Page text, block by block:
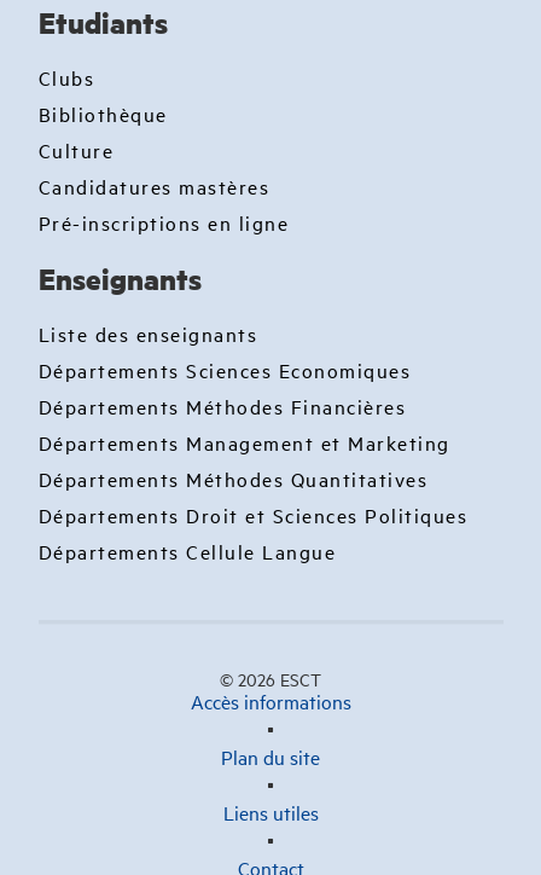
Etudiants
Clubs
Bibliothèque
Culture
Candidatures mastères
Pré-inscriptions en ligne
Enseignants
Liste des enseignants
Départements Sciences Economiques
Départements Méthodes Financières
Départements Management et Marketing
Départements Méthodes Quantitatives
Départements Droit et Sciences Politiques
Départements Cellule Langue
© 2026 ESCT
Accès informations
Plan du site
Liens utiles
Contact